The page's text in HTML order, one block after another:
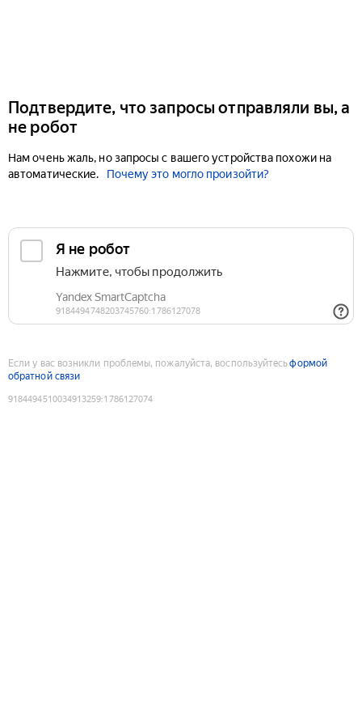
Подтвердите, что запросы отправляли вы, а
не робот
Нам очень жаль, но запросы с вашего устройства похожи на
автоматические.
Почему это могло произойти?
Если у вас возникли проблемы, пожалуйста, воспользуйтесьформой
обратной связи
9184494510034913259:1786127074